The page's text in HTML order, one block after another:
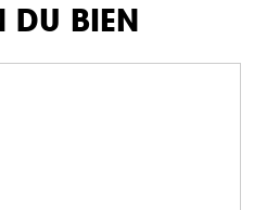
DU BIEN